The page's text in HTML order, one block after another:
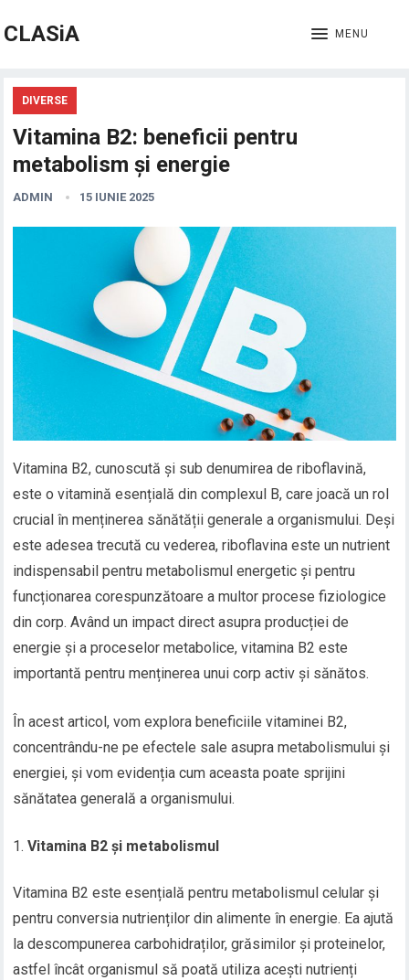
CLASiA MENU
DIVERSE
Vitamina B2: beneficii pentru
metabolism și energie
ADMIN 15 IUNIE 2025
Vitamina B2, cunoscută și sub denumirea de riboflavină,
este o vitamină esențială din complexul B, care joacă un rol
crucial în menținerea sănătății generale a organismului. Deși
este adesea trecută cu vederea, riboflavina este un nutrient
indispensabil pentru metabolismul energetic și pentru
funcționarea corespunzătoare a multor procese fiziologice
din corp. Având un impact direct asupra producției de
energie și a proceselor metabolice, vitamina B2 este
importantă pentru menținerea unui corp activ și sănătos.
În acest articol, vom explora beneficiile vitaminei B2,
concentrându-ne pe efectele sale asupra metabolismului și
energiei, și vom evidenția cum aceasta poate sprijini
sănătatea generală a organismului.
Vitamina B2 și metabolismul
Vitamina B2 este esențială pentru metabolismul celular și
pentru conversia nutrienților din alimente în energie. Ea ajută
la descompunerea carbohidraților, grăsimilor și proteinelor,
astfel încât organismul să poată utiliza acești nutrienți